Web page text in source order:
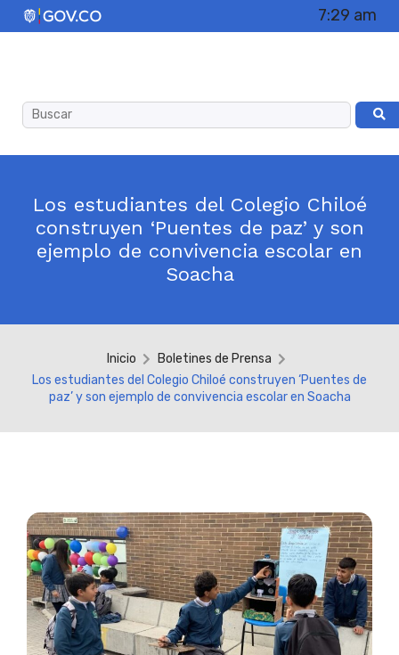
7:29 am
Los estudiantes del Colegio Chiloé
construyen ‘Puentes de paz’ y son
ejemplo de convivencia escolar en
Soacha
Inicio
Boletines de Prensa
Los estudiantes del Colegio Chiloé construyen ‘Puentes de
paz’ y son ejemplo de convivencia escolar en Soacha